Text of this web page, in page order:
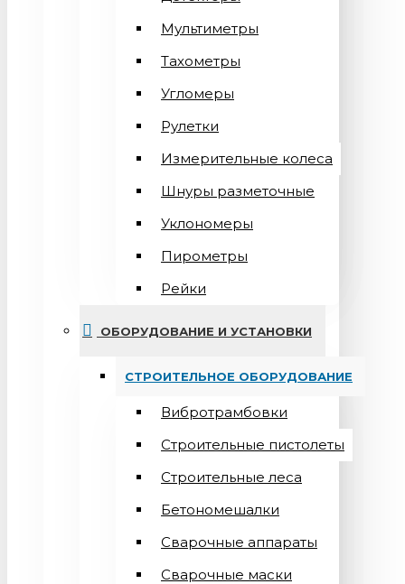
Мультиметры
Тахометры
Угломеры
Рулетки
Измерительные колеса
Шнуры разметочные
Уклономеры
Пирометры
Рейки
ОБОРУДОВАНИЕ И УСТАНОВКИ
СТРОИТЕЛЬНОЕ ОБОРУДОВАНИЕ
Вибротрамбовки
Строительные пистолеты
Строительные леса
Бетономешалки
Сварочные аппараты
Cварочные маски